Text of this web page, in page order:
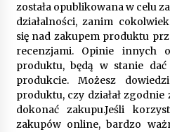
Jak wybrać
zakupowy
10 miesięcy
Nowoczesne
dopasowane do
12 miesięcy ago
została opublikowana w celu
działalności, zanim
się nad zakupem produktu
recenzjami. Opinie innych
produktu, będą w stanie
produkcie. Możesz
produktu, czy działał
dokonać zakupu.Jeśli
zakupów online, bardzo